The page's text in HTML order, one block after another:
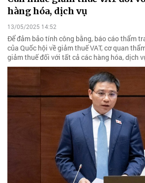
hàng hóa, dịch vụ
13/05/2025 14:52
Để đảm bảo tính công bằng, báo cáo thẩm
của Quốc hội về giảm thuế VAT, cơ quan
giảm thuế đối với tất cả các hàng hóa, dịch